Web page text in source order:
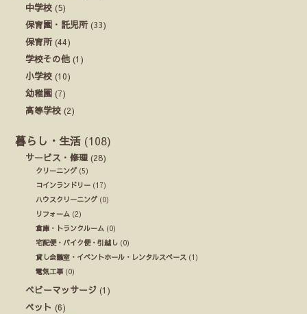
中学校 (5)
保育園・託児所(33)
保育所(44)
学校その他 (1)
小学校 (10)
幼稚園 (7)
高等学校 (2)
暮らし・生活 (108)
サービス・修理 (28)
クリーニング(5)
コインランドリー (17)
ハウスクリーニング(0)
リフォーム (2)
倉庫・トランクルーム (0)
宅配便・バイク便・引越し (0)
貸し会議室・イベントホール・レンタルスペース (1)
電気工事(0)
ベビーマッサージ (1)
ペット (6)